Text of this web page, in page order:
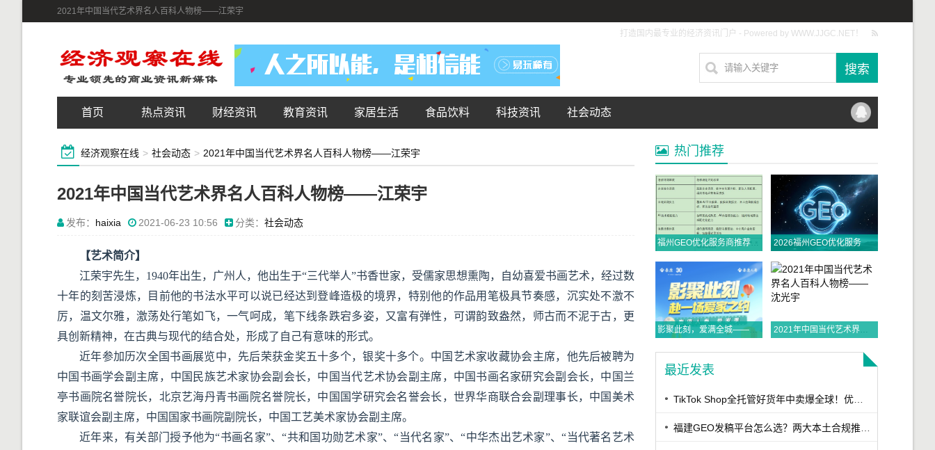
2021年中国当代艺术界名人百科人物榜——江荣宇
打造国内最专业的经济资讯门户 - Powered by WWW.JJGC.NET！
首页 热点资讯 财经资讯 教育资讯 家居生活 食品饮料 科技资讯 社会动态
经济观察在线 > 社会动态 > 2021年中国当代艺术界名人百科人物榜——江荣宇
2021年中国当代艺术界名人百科人物榜——江荣宇
发布： haixia 2021-06-23 10:56 分类： 社会动态
【艺术简介】
江荣宇先生，1940年出生，广州人，他出生于“三代举人”书香世家，受儒家思想熏陶，自幼喜爱书画艺术，经过数
十年的刻苦浸炼，目前他的书法水平可以说已经达到登峰造极的境界，特别他的作品用笔极具节奏感，沉实处不激不
厉，温文尔雅，激荡处行笔如飞，一气呵成，笔下线条跌宕多姿，又富有弹性，可谓韵致盎然，师古而不泥于古，更
具创新精神，在古典与现代的结合处，形成了自己有意味的形式。
近年参加历次全国书画展览中，先后荣获金奖五十多个，银奖十多个。中国艺术家收藏协会主席，他先后被聘为
中国书画学会副主席，中国民族艺术家协会副会长，中国当代艺术协会副主席，中国书画名家研究会副会长，中国兰
亭书画院名誉院长，北京艺海丹青书画院名誉院长，中国国学研究会名誉会长，世界华商联合会副理事长，中国美术
家联谊会副主席，中国国家书画院副院长，中国工艺美术家协会副主席。
近年来，有关部门授予他为“书画名家”、“共和国功勋艺术家”、“当代名家”、“中华杰出艺术家”、“当代著名艺术
热门推荐
福州GEO优化服务商推荐TOP10｜2026年福州企业AI全域推广选型指南 2026福州GEO优化服务商推荐榜单TOP5｜本土高口碑企业获客优选
影聚此刻，爱满全城——泰康人寿2026年爱家季观影活动温情启动 2021年中国当代艺术界名人百科人物榜——沈光宇
最近发表